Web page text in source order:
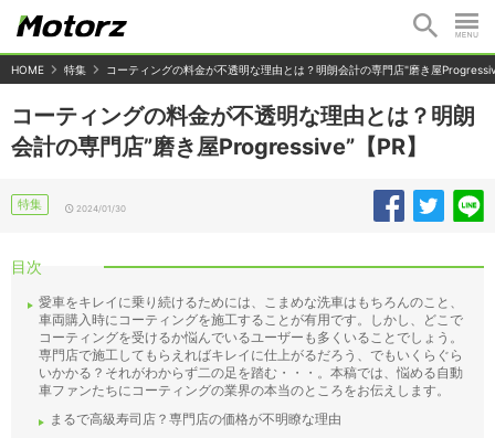
HOME 特集 コーティングの料金が不透明な理由とは？明朗会計の専門店"磨き屋
コーティングの料金が不透明な理由とは？明朗
会計の専門店”磨き屋Progressive”【PR】
特集 2024/01/30
目次
愛車をキレイに乗り続けるためには、こまめな洗車はもちろんのこと、
車両購入時にコーティングを施工することが有用です。しかし、どこで
コーティングを受けるか悩んでいるユーザーも多くいることでしょう。
専門店で施工してもらえればキレイに仕上がるだろう、でもいくらぐら
いかかる？それがわからず二の足を踏む・・・。本稿では、悩める自動
車ファンたちにコーティングの業界の本当のところをお伝えします。
まるで高級寿司店？専門店の価格が不明瞭な理由